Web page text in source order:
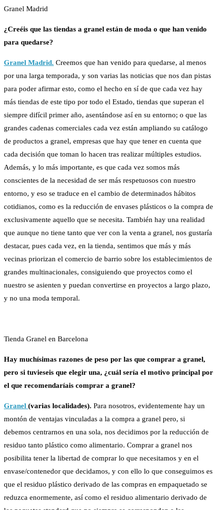
Granel Madrid
¿Creéis que las tiendas a granel están de moda o que han venido
para quedarse?
Granel Madrid. Creemos que han venido para quedarse, al menos
por una larga temporada, y son varias las noticias que nos dan pistas
para poder afirmar esto, como el hecho en sí de que cada vez hay
más tiendas de este tipo por todo el Estado, tiendas que superan el
siempre difícil primer año, asentándose así en su entorno; o que las
grandes cadenas comerciales cada vez están ampliando su catálogo
de productos a granel, empresas que hay que tener en cuenta que
cada decisión que toman lo hacen tras realizar múltiples estudios.
Además, y lo más importante, es que cada vez somos más
conscientes de la necesidad de ser más respetuosos con nuestro
entorno, y eso se traduce en el cambio de determinados hábitos
cotidianos, como es la reducción de envases plásticos o la compra de
exclusivamente aquello que se necesita. También hay una realidad
que aunque no tiene tanto que ver con la venta a granel, nos gustaría
destacar, pues cada vez, en la tienda, sentimos que más y más
vecinas priorizan el comercio de barrio sobre los establecimientos de
grandes multinacionales, consiguiendo que proyectos como el
nuestro se asienten y puedan convertirse en proyectos a largo plazo,
y no una moda temporal.
Tienda Granel en Barcelona
Hay muchísimas razones de peso por las que comprar a granel,
pero si tuvieseis que elegir una, ¿cuál sería el motivo principal por
el que recomendaríais comprar a granel?
Granel (varias localidades). Para nosotros, evidentemente hay un
montón de ventajas vinculadas a la compra a granel pero, si
debemos centrarnos en una sola, nos decidimos por la reducción de
residuo tanto plástico como alimentario. Comprar a granel nos
posibilita tener la libertad de comprar lo que necesitamos y en el
envase/contenedor que decidamos, y con ello lo que conseguimos es
que el residuo plástico derivado de las compras en empaquetado se
reduzca enormemente, así como el residuo alimentario derivado de